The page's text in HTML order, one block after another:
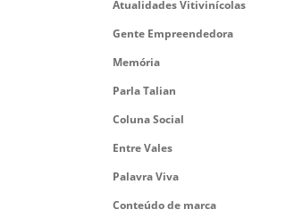
Atualidades Vitivinícolas
Gente Empreendedora
Memória
Parla Talian
Coluna Social
Entre Vales
Palavra Viva
Conteúdo de marca